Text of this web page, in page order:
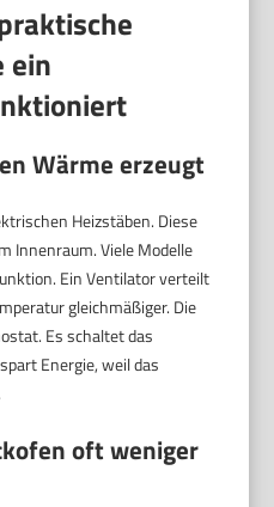
ein
Wärme erzeugt
Heizstäben. Diese
Innenraum. Viele Modelle
Ein Ventilator verteilt
gleichmäßiger. Die
Es schaltet das
Energie, weil das
oft weniger